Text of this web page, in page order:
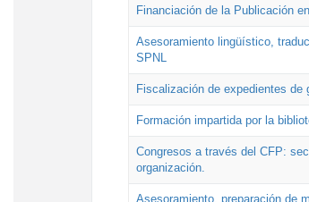
Financiación de la Publicación
Asesoramiento lingüístico,
SPNL
Fiscalización de expedientes de
Formación impartida por la
Congresos a través del CFP:
organización.
Asesoramiento, preparación de